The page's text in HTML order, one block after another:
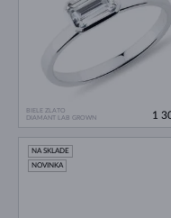
BIELE ZLATO
DIAMANT LAB GROWN
1
NA SKLADE
NOVINKA